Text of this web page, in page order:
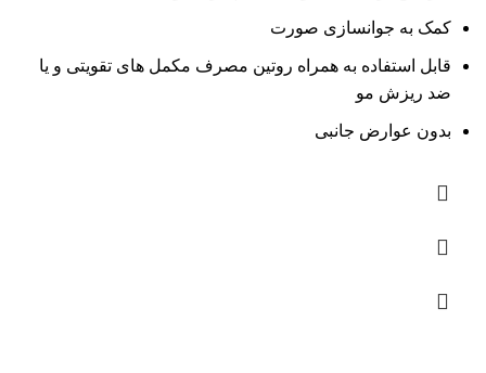
کمک به جوانسازی صورت
قابل استفاده به همراه روتین مصرف مکمل های تقویتی و یا
ضد ریزش مو
بدون عوارض جانبی